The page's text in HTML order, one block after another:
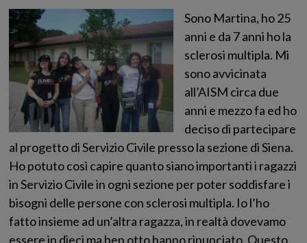
Sono Martina, ho 25
anni e da 7 anni ho la
sclerosi multipla. Mi
sono avvicinata
all’AISM circa due
anni e mezzo fa ed ho
deciso di partecipare
al progetto di Servizio Civile presso la sezione di Siena.
Ho potuto così capire quanto siano importanti i ragazzi
in Servizio Civile in ogni sezione per poter soddisfare i
bisogni delle persone con sclerosi multipla. Io l’ho
fatto insieme ad un’altra ragazza, in realtà dovevamo
essere in dieci ma ben otto hanno rinunciato. Questo